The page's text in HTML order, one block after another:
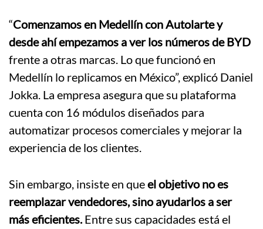
“Comenzamos en Medellín con Autolarte y
desde ahí empezamos a ver los números de BYD
frente a otras marcas. Lo que funcionó en
Medellín lo replicamos en México”, explicó Daniel
Jokka. La empresa asegura que su plataforma
cuenta con 16 módulos diseñados para
automatizar procesos comerciales y mejorar la
experiencia de los clientes.
Sin embargo, insiste en queel objetivo no es
reemplazar vendedores, sino ayudarlos a ser
más eficientes.Entre sus capacidades está el